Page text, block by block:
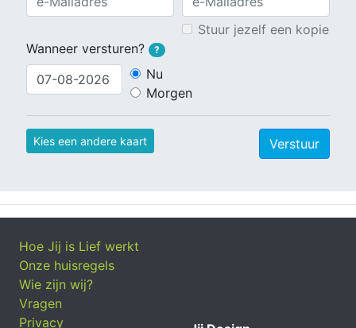
Stuur jezelf een kopie
Wanneer versturen?
?
Nu
Morgen
Kies een andere kaart Verstuur
Hoe Jij is Lief werkt
Onze huisregels
Wie zijn wij?
Vragen
Privacy